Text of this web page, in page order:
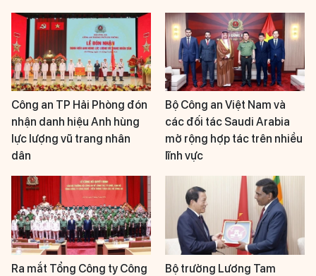
Công an TP Hải Phòng đón
nhận danh hiệu Anh hùng
lực lượng vũ trang nhân
dân
Bộ Công an Việt Nam và
các đối tác Saudi Arabia
mở rộng hợp tác trên nhiều
lĩnh vực
Ra mắt Tổng Công ty Công
Bộ trưởng Lương Tam